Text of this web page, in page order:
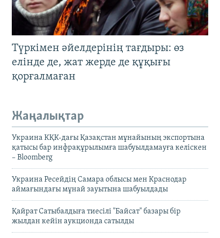
Түркімен әйелдерінің тағдыры: өз
елінде де, жат жерде де құқығы
қорғалмаған
Жаңалықтар
Украина КҚК-дағы Қазақстан мұнайының экспортына
қатысы бар инфрақұрылымға шабуылдамауға келіскен
– Bloomberg
Украина Ресейдің Самара облысы мен Краснодар
аймағындағы мұнай зауытына шабуылдады
Қайрат Сатыбалдыға тиесілі "Байсат" базары бір
жылдан кейін аукционда сатылды